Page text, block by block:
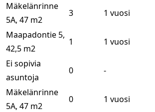
Mäkelänrinne
5A, 47 m2
3 1 vuosi
Maapadontie 5,
42,5 m2
1 1 vuosi
Ei sopivia
asuntoja
0
-
Mäkelänrinne
5A, 47 m2
0 1 vuosi